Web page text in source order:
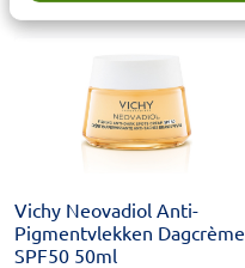
Vichy Neovadiol Anti-
Pigmentvlekken Dagcrème
SPF50 50ml